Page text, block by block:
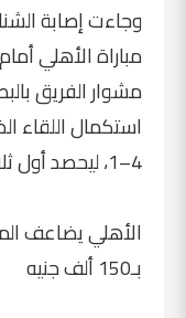
وجاءت إصابة
مباراة الأهلي
مشوار الفريق
استكمال اللقاء
4–1، ليحصد أول ثلاث نقاط في المجموعة الثانية.
الأهلي يضاعف
بـ150 ألف جنيه